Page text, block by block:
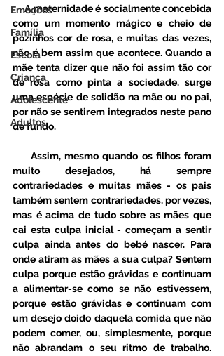
Emoções
Família
Escola
Criança
Adolescente
Adultos
     A maternidade é socialmente concebida
como um momento mágico e cheio de
pózinhos cor de rosa, e muitas das vezes,
não é bem assim que acontece. Quando a
mãe tenta dizer que não foi assim tão cor
de rosa como pinta a sociedade, surge
uma espécie de solidão na mãe ou no pai,
por não se sentirem integrados neste pano
de fundo.
muito desejados, há sempre
contrariedades e muitas mães - os pais
também sentem contrariedades, por vezes,
mas é acima de tudo sobre as mães que
cai esta culpa inicial - começam a sentir
culpa ainda antes do bebé nascer. Para
onde atiram as mães a sua culpa? Sentem
culpa porque estão grávidas e continuam
a alimentar-se como se não estivessem,
porque estão grávidas e continuam com
um desejo doido daquela comida que não
podem comer, ou, simplesmente, porque
não abrandam o seu ritmo de trabalho.